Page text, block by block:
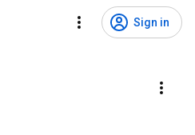
Sign in